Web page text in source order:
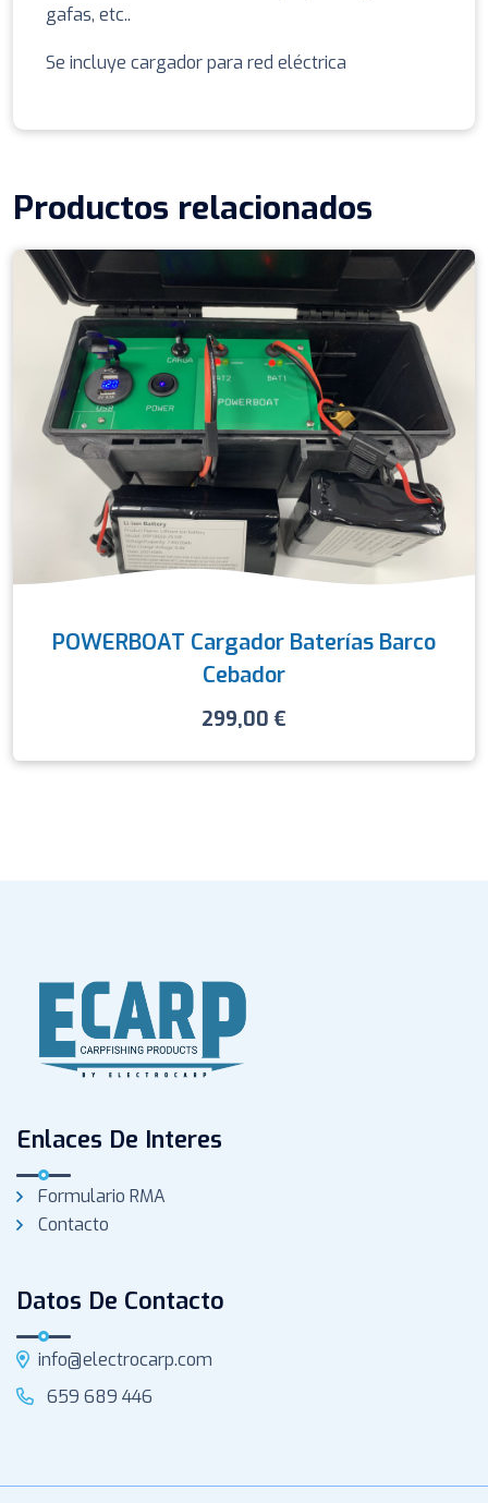
gafas, etc..
Se incluye cargador para red eléctrica
Productos relacionados
POWERBOAT Cargador Baterías Barco
Cebador
299,00€
Enlaces De Interes
Formulario RMA
Contacto
Datos De Contacto
info@electrocarp.com
659 689 446